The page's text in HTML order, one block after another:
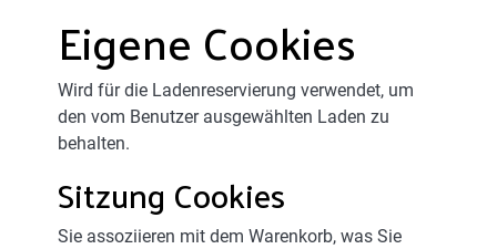
Eigene Cookies
Wird für die Ladenreservierung verwendet, um
den vom Benutzer ausgewählten Laden zu
behalten.
Sitzung Cookies
Sie assoziieren mit dem Warenkorb, was Sie